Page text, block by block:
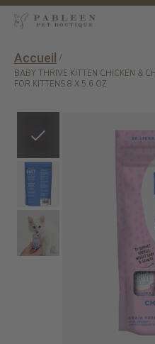
Accueil
/
BABY THRIVE KITTEN CHICKEN &
FOR KITTENS 8 X 5.6 OZ